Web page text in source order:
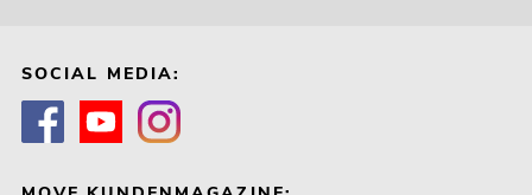
SOCIAL MEDIA: